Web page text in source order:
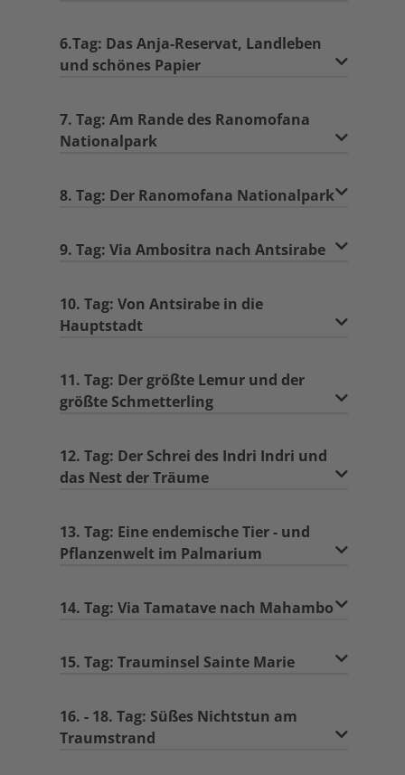
6.Tag: Das Anja-Reservat, Landleben
und schönes Papier
7. Tag: Am Rande des Ranomofana
Nationalpark
8. Tag: Der Ranomofana Nationalpark
9. Tag: Via Ambositra nach Antsirabe
10. Tag: Von Antsirabe in die
Hauptstadt
11. Tag: Der größte Lemur und der
größte Schmetterling
12. Tag: Der Schrei des Indri Indri und
das Nest der Träume
13. Tag: Eine endemische Tier - und
Pflanzenwelt im Palmarium
14. Tag: Via Tamatave nach Mahambo
15. Tag: Trauminsel Sainte Marie
16. - 18. Tag: Süßes Nichtstun am
Traumstrand